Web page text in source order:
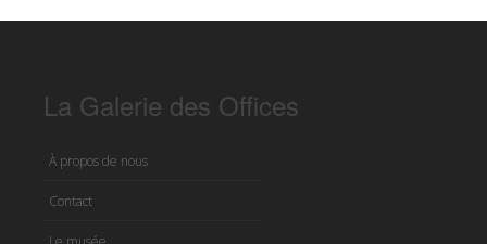
La Galerie des Offices
À propos de nous
Contact